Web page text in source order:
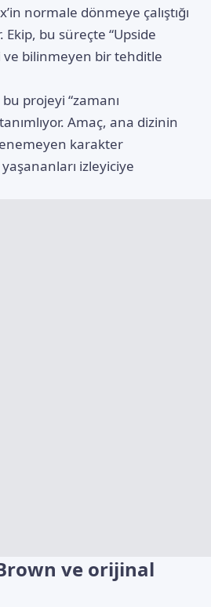
normale dönmeye çalıştığı
Ekip, bu süreçte “Upside
ve bilinmeyen bir tehditle
projeyi “zamanı
Amaç, ana dizinin
karakter
izleyiciye
ve orijinal